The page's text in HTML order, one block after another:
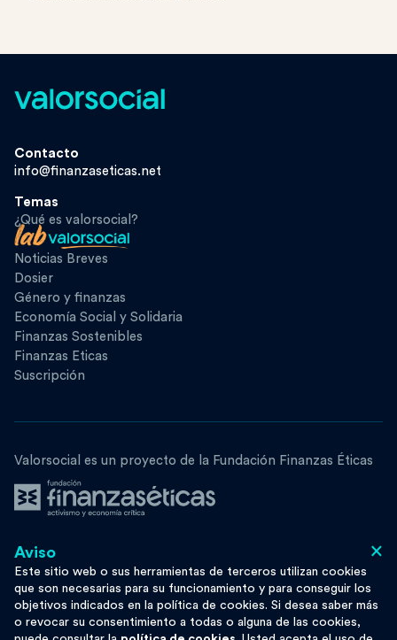
Contacto
info@finanzaseticas.net
Temas
¿Qué es valorsocial?
Noticias Breves
Dosier
Género y finanzas
Economía Social y Solidaria
Finanzas Sostenibles
Finanzas Eticas
Suscripción
Valorsocial es un proyecto de la Fundación Finanzas Éticas
Síguenos ×
Aviso
Este sitio web o sus herramientas de terceros utilizan cookies
que son necesarias para su funcionamiento y para conseguir los
objetivos indicados en la política de cookies. Si desea saber más
o revocar su consentimiento a todas o alguna de las cookies,